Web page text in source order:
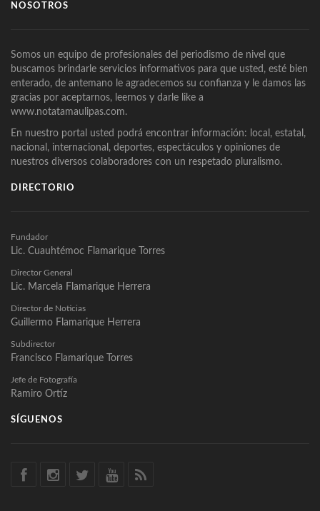
NOSOTROS
Somos un equipo de profesionales del periodismo de nivel que
buscamos brindarle servicios informativos para que usted, esté bien
enterado, de antemano le agradecemos su confianza y le damos las
gracias por aceptarnos, leernos y darle like a
www.notatamaulipas.com.
En nuestro portal usted podrá encontrar información: local, estatal,
nacional, internacional, deportes, espectáculos y opiniones de
nuestros diversos colaboradores con un respetado pluralismo.
DIRECTORIO
Fundador
Lic. Cuauhtémoc Flamarique Torres
Director General
Lic. Marcela Flamarique Herrera
Director de Noticias
Guillermo Flamarique Herrera
Subdirector
Francisco Flamarique Torres
Jefe de Fotografía
Ramiro Ortíz
SÍGUENOS